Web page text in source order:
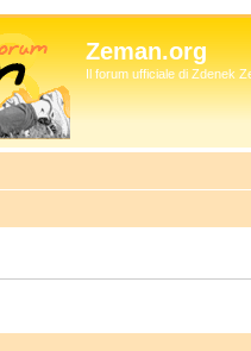
Zeman.org
Il forum ufficiale di Zdenek